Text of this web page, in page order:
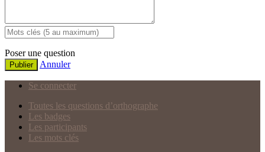
Poser une question
Publier Annuler
Se connecter
Toutes les questions d’orthographe
Les badges
Les participants
Les mots clés